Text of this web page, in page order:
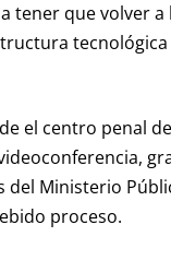
tener que
el centro penal
Ministerio
proceso.